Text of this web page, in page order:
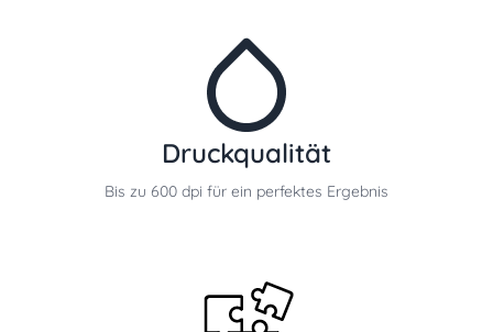
Druckqualität
Bis zu 600 dpi für ein perfektes Ergebnis